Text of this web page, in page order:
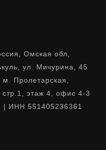
Омская обл,
ул. Мичурина, 45
м. Пролетарская,
этаж 4, офис 4-3
| ИНН 551405236361